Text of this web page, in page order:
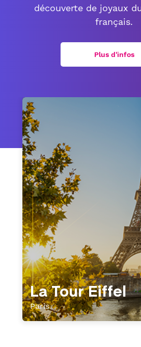
découverte de joyaux
français.
Plus d'infos
La Tour Eiffel
Paris